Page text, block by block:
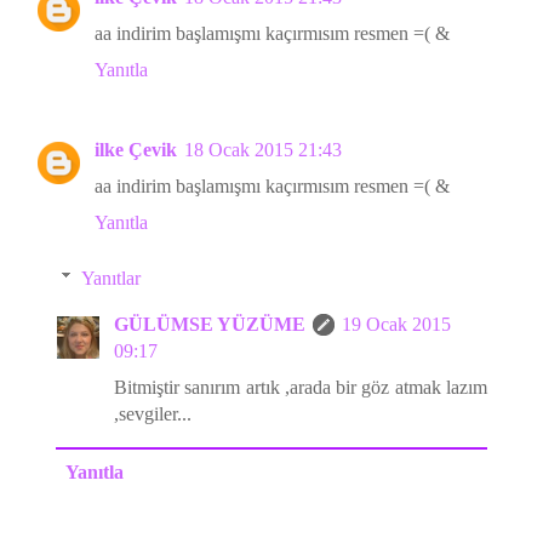
aa indirim başlamışmı kaçırmısım resmen =( &
Yanıtla
ilke Çevik 18 Ocak 2015 21:43
aa indirim başlamışmı kaçırmısım resmen =( &
Yanıtla
Yanıtlar
GÜLÜMSE YÜZÜME
19 Ocak 2015
09:17
Bitmiştir sanırım artık ,arada bir göz atmak lazım
,sevgiler...
Yanıtla